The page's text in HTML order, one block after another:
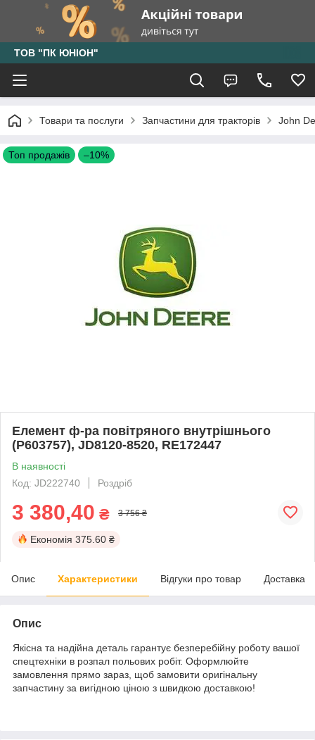
ТОВ "ПК ЮНІОН"
Товари та послуги Запчастини для тракторів John
Топ продажів –10%
Елемент ф-ра повітряного внутрішнього
(P603757), JD8120-8520, RE172447
В наявності
Код: JD222740
Роздріб
3 380,40 ₴ 3 756 ₴
Економія 375.60 ₴
Опис Характеристики Відгуки про товар Доставка
Опис
Якісна та надійна деталь гарантує безперебійну роботу вашої
спецтехніки в розпал польових робіт. Оформлюйте
замовлення прямо зараз, щоб замовити оригінальну
запчастину за вигідною ціною з швидкою доставкою!